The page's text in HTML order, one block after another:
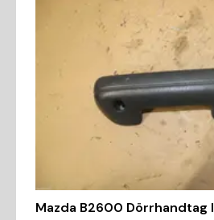
Mazda B2600 Dörrhandtag